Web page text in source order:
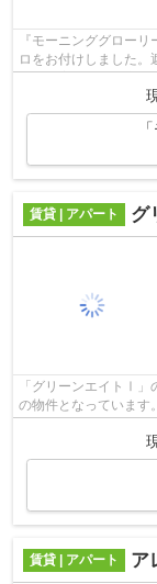
『モーニンググロー
ロをお付けしました。
賃貸 | アパート グ
「グリーンエイトⅠ」
の物件となっています
賃貸 | アパート ア